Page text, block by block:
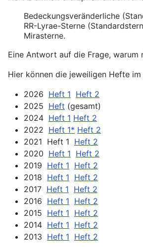
Bedeckungsveränderliche
RR-Lyrae-Sterne
Mirasterne.
Eine Antwort auf die Frage, warum
Hier können die jeweiligen Hefte
2026 Heft 1 Heft 2
2025 Heft (gesamt)
2024 Heft 1 Heft 2
2022 Heft 1* Heft 2
2021 Heft 1 Heft 2
2020 Heft 1 Heft 2
2019 Heft 1 Heft 2
2018 Heft 1 Heft 2
2017 Heft 1 Heft 2
2016 Heft 1 Heft 2
2015 Heft 1 Heft 2
2014 Heft 1 Heft 2
2013 Heft 1 Heft 2